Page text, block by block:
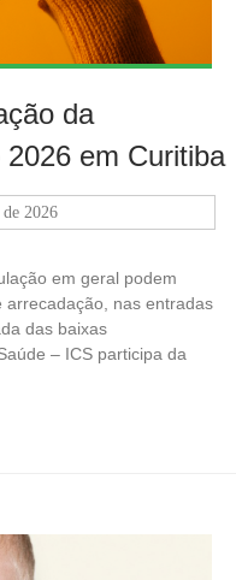
da
em Curitiba
2026
em geral podem
nas entradas
das baixas
– ICS participa da